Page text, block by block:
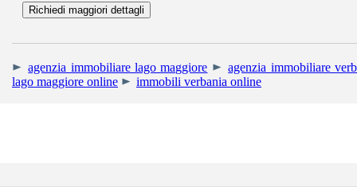
agenzia immobiliare lago maggiore
agenzia immobiliare
lago maggiore online
immobili verbania online